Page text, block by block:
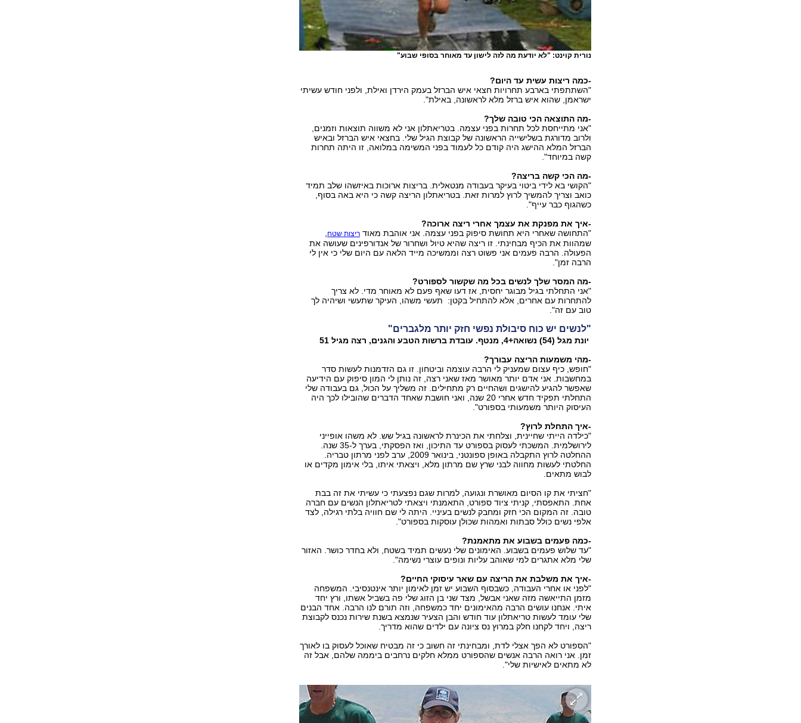
נורית קוינט: "לא יודעת מה לזה לישון עד מאוחר בסופי שבוע"
-כמה ריצות עשית עד היום?
"השתתפתי בארבע תחרויות חצאי איש הברזל בעמק הירדן ואילת, ולפני חודש עשיתי
ישראמן, שהוא איש ברזל מלא לראשונה, באילת".
-מה התוצאה הכי טובה שלך?
"אני מתייחסת לכל תחרות בפני עצמה. בטריאתלון אני לא משווה תוצאות וזמנים,
ולרוב מדורגת בשלישייה הראשונה של קבוצת הגיל שלי. בחצאי איש הברזל ובאיש
הברזל המלא ההישג היה קודם כל לעמוד בפני המשימה במלואה, זו היתה תחרות
קשה במיוחד".
-מה הכי קשה בריצה?
"הקושי בא לידי ביטוי בעיקר בעבודה מנטאלית. בריצות ארוכות באיזשהו שלב תמיד
כואב וצריך להמשיך לרוץ למרות זאת. בטריאתלון הריצה קשה כי היא באה בסוף,
כשהגוף כבר עייף".
-איך את מפנקת את עצמך אחרי ריצה ארוכה?
"התחושה שאחרי היא תחושת סיפוק בפני עצמה. אני אוהבת מאוד ריצות שטח
שמהוות את הכיף מבחינתי. זו ריצה שהיא טיול ושחרור של אנדורפינים שעושה את
הפעולה. הרבה פעמים אני פשוט רצה וממשיכה מייד הלאה עם היום שלי כי אין לי
הרבה זמן".
-מה המסר שלך לנשים בכל מה שקשור לספורט?
"אני התחלתי בגיל מבוגר יחסית, אז דעו שאף פעם לא מאוחר מדי. לא צריך
להתחרות עם אחרים, אלא להתחיל בקטן: תעשי משהו, העיקר שתעשי ושיהיה לך
טוב עם זה".
"לנשים יש כוח סיבולת נפשי חזק יותר מלגברים"
יונת מגל (54) נשואה+4, מנטף. עובדת ברשות הטבע והגנים, רצה מגיל 51
-מהי משמעות הריצה עבורך?
"חופש, כיף עצום שמעניק לי הרבה עוצמה וביטחון. זו גם הזדמנות לעשות סדר
במחשבות. אני אדם יותר מאושר מאז שאני רצה, זה נותן לי המון סיפוק עם הידיעה
שאפשר להגיע להישגים ושהחיים רק מתחילים. זה משליך על הכול, גם בעבודה שלי
התחלתי תפקיד חדש אחרי 20 שנה, ואני חושבת שאחד הדברים שהובילו לכך היה
העיסוק היותר משמעותי בספורט".
-איך התחלת לרוץ?
"כילדה הייתי שחיינית, וצלחתי את הכינרת לראשונה בגיל שש. לא משהו אופייני
לירושלמית. המשכתי לעסוק בספורט עד התיכון, ואז הפסקתי, בערך ל-35 שנה.
ההחלטה לרוץ התקבלה באופן ספונטני, בינואר 2009, ערב לפני מרתון טבריה.
החלטתי לעשות מחווה לבני שרץ שם מרתון מלא, ויצאתי איתו, בלי אימון מקדים או
לבוש מתאים.
"חציתי את קו הסיום מאושרת ונגועה, למרות שגם נפצעתי כי עשיתי את זה בבת
אחת. התאפסתי, קניתי ציוד ספורט, התאמנתי ויצאתי לטריאתלון הנשים עם חברה
טובה. זה המקום הכי חזק ומחבק לנשים בעיניי. היתה לי שם חוויה בלתי רגילה, לצד
אלפי נשים כולל סבתות ואמהות שכולן עוסקות בספורט".
-כמה פעמים בשבוע את מתאמנת?
"עד שלוש פעמים בשבוע. האימונים שלי נעשים תמיד בשטח, ולא בחדר כושר. האזור
שלי מלא אתגרים למי שאוהב עליות ונופים עוצרי נשימה".
-איך את משלבת את הריצה עם שאר עיסוקי החיים?
"לפני או אחרי העבודה, כשבסוף השבוע יש זמן לאימון יותר אינטנסיבי. המשפחה
מזמן התייאשה מזה שאני אבשל, מצד שני בן הזוג שלי פה בשביל אשתו, ורץ יחד
איתי. אנחנו עושים הרבה מהאימונים יחד כמשפחה, וזה תורם לנו הרבה. אחד הבנים
שלי עומד לעשות טריאתלון עוד חודש והבן הצעיר שנמצא בשנת שירות נכנס לקבוצת
ריצה, ויחד לקחנו חלק במרוץ נס ציונה עם ילדים שהוא מדריך.
"הספורט לא הפך אצלי לדת, ומבחינתי זה חשוב כי זה מבטיח שאוכל לעסוק בו לאורך
זמן. אני רואה הרבה אנשים שהספורט ממלא חלקים נרחבים ביממה שלהם, אבל זה
לא מתאים לאישיות שלי".